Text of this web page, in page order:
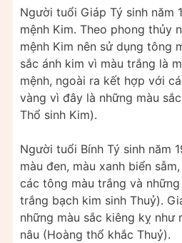
Người tuổi Giáp Tý sinh năm
mệnh Kim. Theo phong thủy
mệnh Kim nên sử dụng tông
sắc ánh kim vì màu trắng là
mệnh, ngoài ra kết hợp với
vàng vì đây là những màu
Thổ sinh Kim).
Người tuổi Bính Tý sinh năm
màu đen, màu xanh biển
các tông màu trắng và
trắng bạch kim sinh Thuỷ).
những màu sắc kiêng kỵ như
nâu (Hoàng thổ khắc Thuỷ).